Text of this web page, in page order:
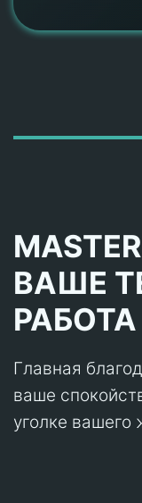
ВАШЕ
РАБОТА
Главная
ваше
уголке вашего